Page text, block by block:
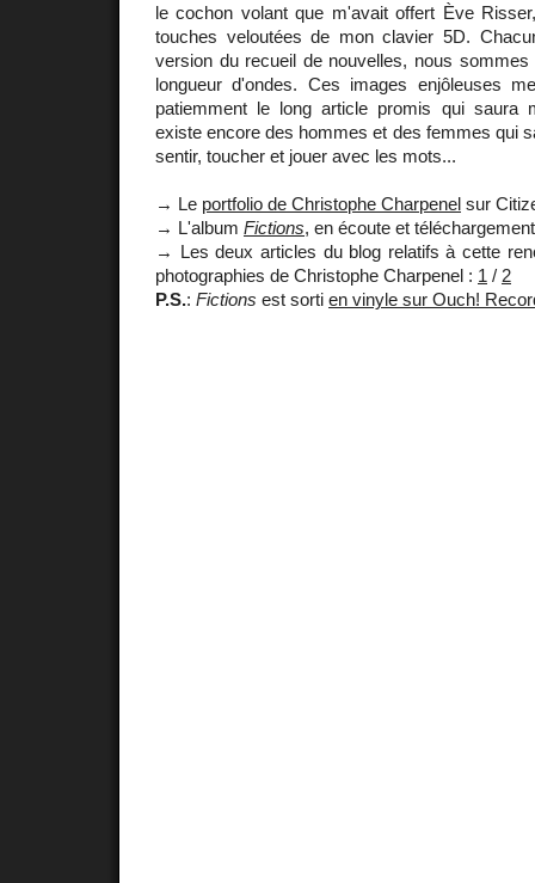
le cochon volant que m'avait offert Ève
touches veloutées de mon clavier 5D.
version du recueil de nouvelles, nous
longueur d'ondes. Ces images enjôleuses
patiemment le long article promis qui saura
existe encore des hommes et des femmes qui
sentir, toucher et jouer avec les mots...
→ Le portfolio de Christophe Charpenel sur
→ L'album Fictions, en écoute et
→ Les deux articles du blog relatifs à cette
photographies de Christophe Charpenel : 1 / 2
P.S.: Fictions est sorti en vinyle sur Ouch!